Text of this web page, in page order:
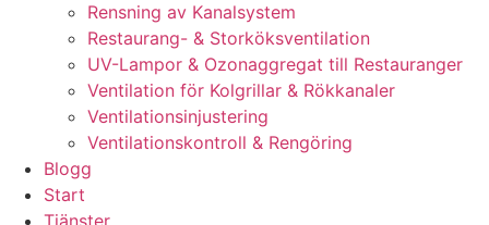
Rensning av Kanalsystem
Restaurang- & Storköksventilation
UV-Lampor & Ozonaggregat till Restauranger
Ventilation för Kolgrillar & Rökkanaler
Ventilationsinjustering
Ventilationskontroll & Rengöring
Blogg
Start
Tjänster